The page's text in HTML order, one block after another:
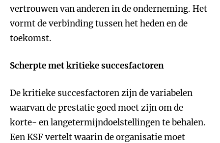
vertrouwen van anderen in de onderneming. Het
vormt de verbinding tussen het heden en de
toekomst.
Scherpte met kritieke succesfactoren
De kritieke succesfactoren zijn de variabelen
waarvan de prestatie goed moet zijn om de
korte- en langetermijndoelstellingen te behalen.
Een KSF vertelt waarin de organisatie moet